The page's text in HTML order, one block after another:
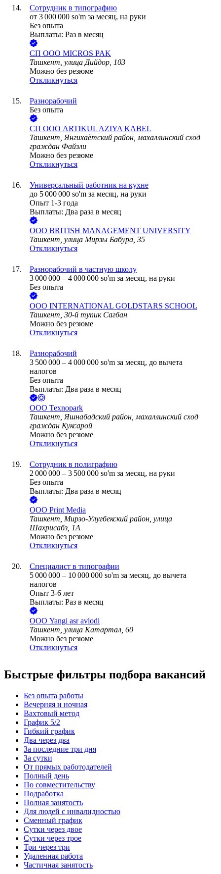
Сотрудник в типографию
от 3 000 000 so'm за месяц, на руки
Без опыта
Выплаты: Раз в месяц
СП ООО MICROS PAK
Ташкент, улица Дийдор, 103
Можно без резюме
Откликнуться
Разнорабочий
Без опыта
СП ООО ARTIKUL AZIYA KABEL
Ташкент, Янгихаётский район, махаллинский сход
граждан Файзли
Можно без резюме
Откликнуться
Универсальный работник на кухне
до 5 000 000 so'm за месяц, на руки
Опыт 1-3 года
Выплаты: Два раза в месяц
ООО BRITISH MANAGEMENT UNIVERSITY
Ташкент, улица Мирзы Бабура, 35
Откликнуться
Разнорабочий в частную школу
3 000 000 – 4 000 000 so'm за месяц, на руки
Без опыта
ООО INTERNATIONAL GOLDSTARS SCHOOL
Ташкент, 30-й тупик Сагбан
Можно без резюме
Откликнуться
Разнорабочий
3 500 000 – 4 000 000 so'm за месяц, до вычета
налогов
Без опыта
Выплаты: Два раза в месяц
ООО Texnopark
Ташкент, Яшнабадский район, махаллинский сход
граждан Куксарой
Можно без резюме
Откликнуться
Сотрудник в полиграфию
2 000 000 – 3 500 000 so'm за месяц, на руки
Без опыта
Выплаты: Два раза в месяц
ООО Print Media
Ташкент, Мирзо-Улугбекский район, улица
Шахрисабз, 1А
Можно без резюме
Откликнуться
Специалист в типографии
5 000 000 – 10 000 000 so'm за месяц, до вычета
налогов
Опыт 3-6 лет
Выплаты: Раз в месяц
ООО Yangi asr avlodi
Ташкент, улица Катартал, 60
Можно без резюме
Откликнуться
Быстрые фильтры подбора вакансий
Без опыта работы
Вечерняя и ночная
Вахтовый метод
График 5/2
Гибкий график
Два через два
За последние три дня
За сутки
От прямых работодателей
Полный день
По совместительству
Подработка
Полная занятость
Для людей с инвалидностью
Сменный график
Сутки через двое
Сутки через трое
Три через три
Удаленная работа
Частичная занятость